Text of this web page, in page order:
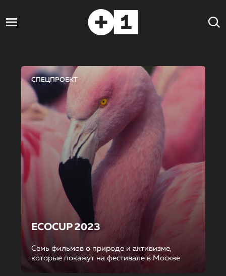
СПЕЦПРОЕКТ
ECOCUP 2023
Семь фильмов о природе и активизме,
которые покажут на фестивале в Москве